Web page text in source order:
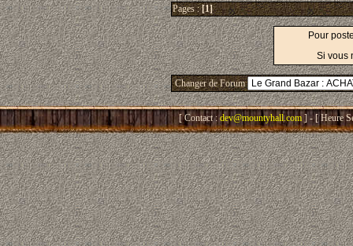
Pages :[1]
Pour
Si vous
Changer de Forum
[ Contact : dev@mountyhall.com ] - [ Heure